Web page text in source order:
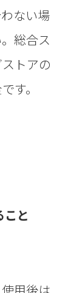
わない場
総合ス
トアの
す。
と